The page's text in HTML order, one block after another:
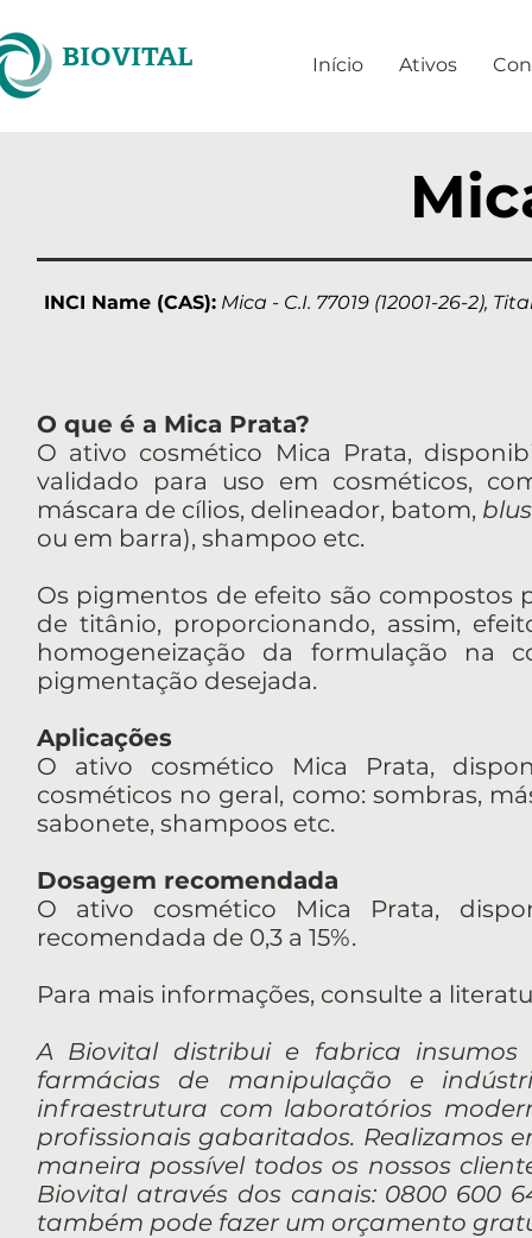
BIOVITAL Início Ativos
INCI Name (CAS): Mica - C.I. 77019 (12001-26-2),
O que é a Mica Prata?
O ativo cosmético Mica Prata,
validado para uso em cosméticos,
máscara de cílios, delineador, batom,
ou em barra), shampoo etc.
Os pigmentos de efeito são compostos
de titânio, proporcionando, assim,
homogeneização da formulação na
pigmentação desejada.
Aplicações
O ativo cosmético Mica Prata,
cosméticos no geral, como: sombras,
sabonete, shampoos etc.
Dosagem recomendada
O ativo cosmético Mica Prata,
recomendada de 0,3 a 15%.
Para mais informações, consulte a
A Biovital distribui e fabrica insumos
farmácias de manipulação e
infraestrutura com laboratórios
profissionais gabaritados. Realizamos
maneira possível todos os nossos
Biovital através dos canais: 0800 600
também pode fazer um orçamento